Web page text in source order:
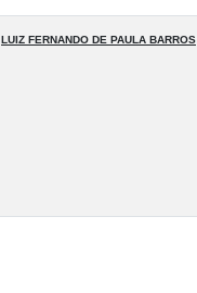
LUIZ FERNANDO DE PAULA BARROS